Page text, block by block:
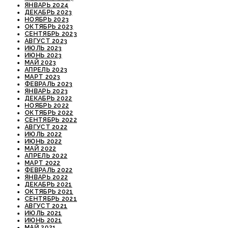
ЯНВАРЬ 2024
ДЕКАБРЬ 2023
НОЯБРЬ 2023
ОКТЯБРЬ 2023
СЕНТЯБРЬ 2023
АВГУСТ 2023
ИЮЛЬ 2023
ИЮНЬ 2023
МАЙ 2023
АПРЕЛЬ 2023
МАРТ 2023
ФЕВРАЛЬ 2023
ЯНВАРЬ 2023
ДЕКАБРЬ 2022
НОЯБРЬ 2022
ОКТЯБРЬ 2022
СЕНТЯБРЬ 2022
АВГУСТ 2022
ИЮЛЬ 2022
ИЮНЬ 2022
МАЙ 2022
АПРЕЛЬ 2022
МАРТ 2022
ФЕВРАЛЬ 2022
ЯНВАРЬ 2022
ДЕКАБРЬ 2021
ОКТЯБРЬ 2021
СЕНТЯБРЬ 2021
АВГУСТ 2021
ИЮЛЬ 2021
ИЮНЬ 2021